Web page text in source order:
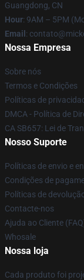
Guangdong, CN
Hour: 9AM – 5PM
Email :
Nossa Empresa
Sobre nós
Termos e Condições
Políticas de
DMCA - Política de
CA SB657: Lei de
Nosso Suporte
Políticas de envio e
Condições de
Políticas de
Contacte-nos
Ajuda ao Cliente
Whosale
Nossa loja
Cada produto foi